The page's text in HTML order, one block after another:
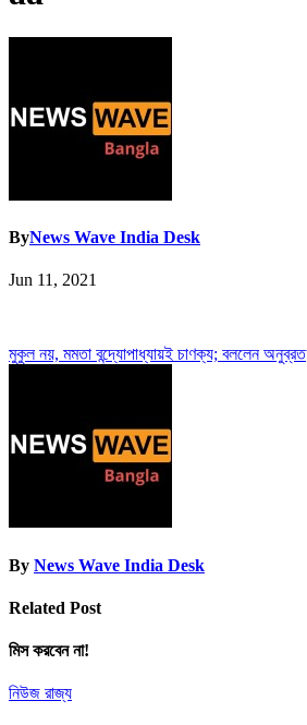
ByNews Wave India Desk
Jun 11, 2021
Post
মুকুল নয়, মমতা বন্দ্যোপাধ্যায়ই চাণক্য; বললেন অনুব্রত
By News Wave India Desk
Related Post
মিস করবেন না!
নিউজ রাজ্য